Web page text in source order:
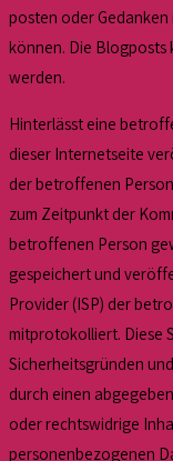
posten oder
können. Die
werden.
Hinterlässt eine
dieser Internetseite
der betroffenen
zum Zeitpunkt der
betroffenen Person
gespeichert und
Provider (ISP) der
mitprotokolliert. Diese
Sicherheitsgründen
durch einen
oder rechtswidrige
personenbezogenen